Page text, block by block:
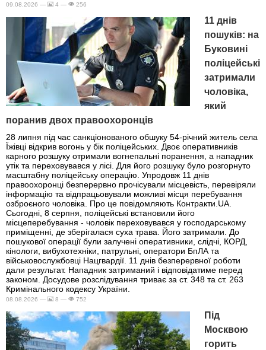
09.08.2026 — 4 — 256
11 днів
пошуків: на
Буковині
поліцейські
затримали
чоловіка,
який
поранив двох правоохоронців
28 липня під час санкціонованого обшуку 54-річний житель села
Їжівці відкрив вогонь у бік поліцейських. Двоє оперативників
карного розшуку отримали вогнепальні поранення, а нападник
утік та переховувався у лісі. Для його розшуку було розгорнуто
масштабну поліцейську операцію. Упродовж 11 днів
правоохоронці безперервно прочісували місцевість, перевіряли
інформацію та відпрацьовували можливі місця перебування
озброєного чоловіка. Про це повідомляють Контракти.UA.
Сьогодні, 8 серпня, поліцейські встановили його
місцеперебування - чоловік переховувався у господарському
приміщенні, де зберігалася суха трава. Його затримали. До
пошукової операції були залучені оперативники, слідчі, КОРД,
кінологи, вибухотехніки, патрульні, оператори БпЛА та
військовослужбовці Нацгвардії. 11 днів безперервної роботи
дали результат. Нападник затриманий і відповідатиме перед
законом. Досудове розслідування триває за ст. 348 та ст. 263
Кримінального кодексу України.
08.08.2026 — 8 — 752
Під
Москвою
горить